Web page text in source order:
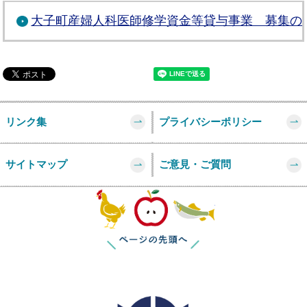
大子町産婦人科医師修学資金等貸与事業 募集の
リンク集 プライバシーポリシー
サイトマップ ご意見・ご質問